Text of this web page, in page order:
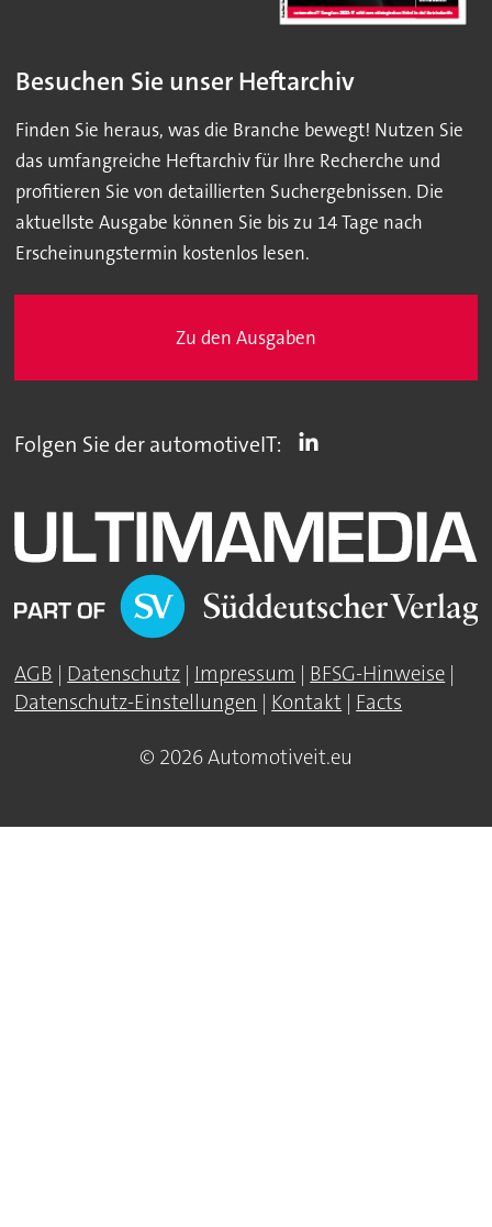
Besuchen Sie unser Heftarchiv
Finden Sie heraus, was die Branche bewegt! Nutzen Sie
das umfangreiche Heftarchiv für Ihre Recherche und
profitieren Sie von detaillierten Suchergebnissen. Die
aktuellste Ausgabe können Sie bis zu 14 Tage nach
Erscheinungstermin kostenlos lesen.
Zu den Ausgaben
Folgen Sie der automotiveIT:
AGB | Datenschutz | Impressum | BFSG-Hinweise |
Datenschutz-Einstellungen | Kontakt | Facts
© 2026 Automotiveit.eu